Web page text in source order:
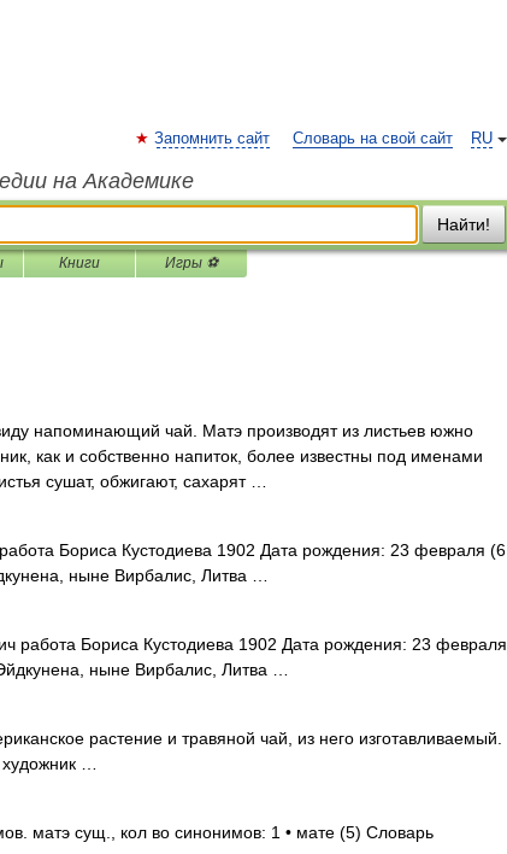
RU
Запомнить сайт Словарь на свой сайт
на Академике
Найти!
Книги Игры ⚽
напоминающий чай. Матэ производят из листьев южно
как и собственно напиток, более известны под именами
сушат, обжигают, сахарят …
Бориса Кустодиева 1902 Дата рождения: 23 февраля (6
ныне Вирбалис, Литва …
работа Бориса Кустодиева 1902 Дата рождения: 23 февраля
ныне Вирбалис, Литва …
растение и травяной чай, из него изготавливаемый.
…
матэ сущ., кол во синонимов: 1 • мате (5) Словарь